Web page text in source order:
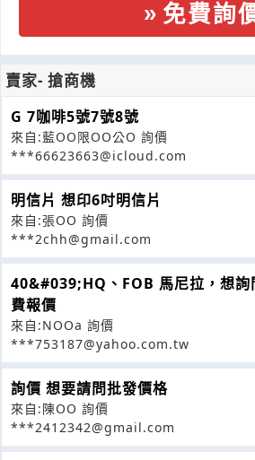
免費詢
賣家- 搶商機
G 7咖啡5號7號8號
來自:藍OO限OO公O 詢價
***66623663@icloud.com
明信片 想印6吋明信片
來自:張OO 詢價
***2chh@gmail.com
40&#039;HQ、FOB 馬尼拉，想詢
費報價
來自:NOOa 詢價
***753187@yahoo.com.tw
詢價 想要請問批發價格
來自:陳OO 詢價
***2412342@gmail.com